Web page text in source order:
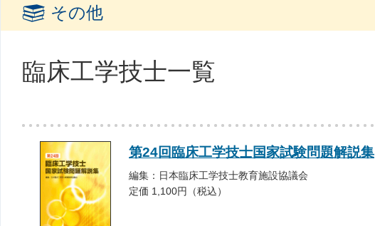
その他
臨床工学技士一覧
第24回臨床工学技士国家試験問題解説集
編集：日本臨床工学技士教育施設協議会
定価 1,100円（税込）